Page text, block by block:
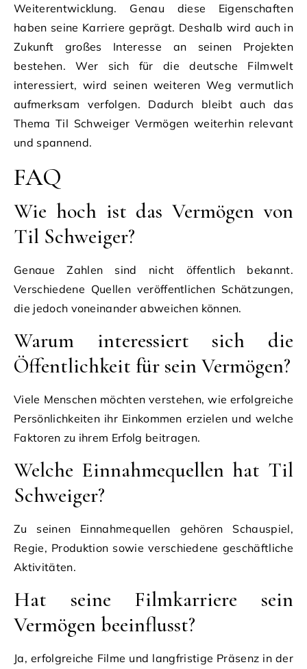
Weiterentwicklung. Genau diese Eigenschaften
haben seine Karriere geprägt. Deshalb wird auch in
Zukunft großes Interesse an seinen Projekten
bestehen. Wer sich für die deutsche Filmwelt
interessiert, wird seinen weiteren Weg vermutlich
aufmerksam verfolgen. Dadurch bleibt auch das
Thema Til Schweiger Vermögen weiterhin relevant
und spannend.
FAQ
Wie hoch ist das Vermögen von
Til Schweiger?
Genaue Zahlen sind nicht öffentlich bekannt.
Verschiedene Quellen veröffentlichen Schätzungen,
die jedoch voneinander abweichen können.
Warum interessiert sich die
Öffentlichkeit für sein Vermögen?
Viele Menschen möchten verstehen, wie erfolgreiche
Persönlichkeiten ihr Einkommen erzielen und welche
Faktoren zu ihrem Erfolg beitragen.
Welche Einnahmequellen hat Til
Schweiger?
Zu seinen Einnahmequellen gehören Schauspiel,
Regie, Produktion sowie verschiedene geschäftliche
Aktivitäten.
Hat seine Filmkarriere sein
Vermögen beeinflusst?
Ja, erfolgreiche Filme und langfristige Präsenz in der